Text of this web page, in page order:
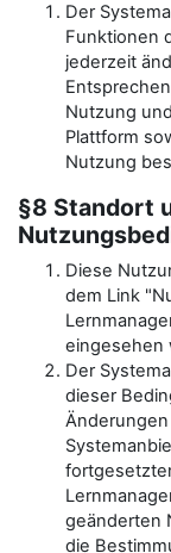
Der
Funktionen
jederzeit
Nutzung
Plattform
Nutzung
§8 Standort
Diese
dem Link
eingesehen
Der
dieser
geänderten
die